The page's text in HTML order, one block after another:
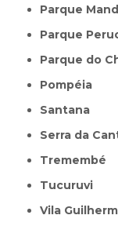
Parque
Parque
Parque do
Pompéia
Santana
Serra da
Tremembé
Tucuruvi
Vila